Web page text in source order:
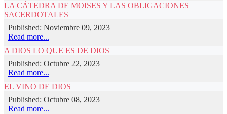
LA CÁTEDRA DE MOISES Y LAS OBLIGACIONES
SACERDOTALES
Published: Noviembre 09, 2023
Read more...
A DIOS LO QUE ES DE DIOS
Published: Octubre 22, 2023
Read more...
EL VINO DE DIOS
Published: Octubre 08, 2023
Read more...